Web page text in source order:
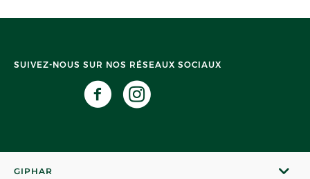
SUIVEZ-NOUS SUR NOS RÉSEAUX SOCIAUX
GIPHAR